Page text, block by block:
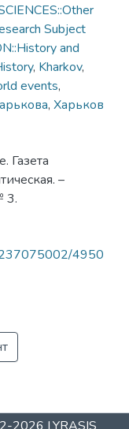
Subject
and
, Kharkov,
events,
, Харьков
Газета
–
3.
4950